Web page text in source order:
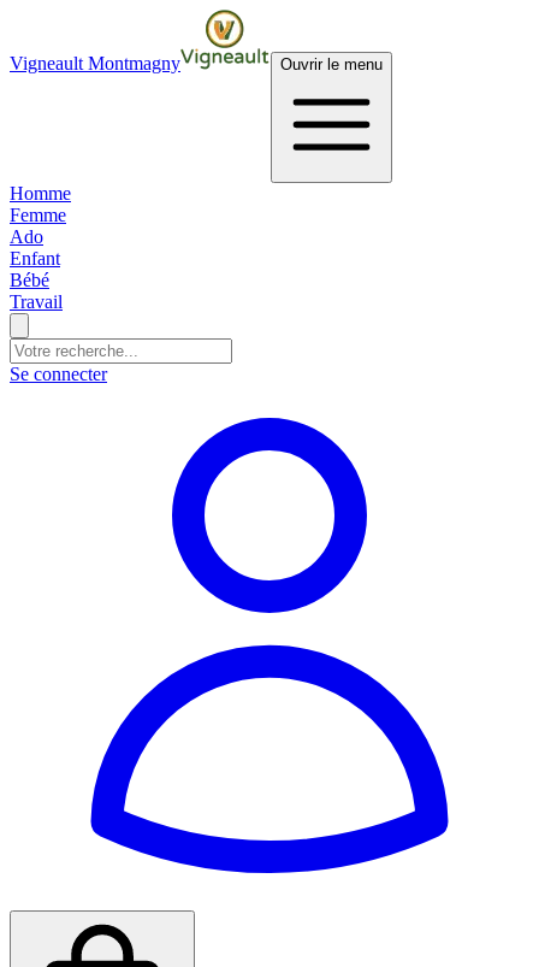
Vigneault Montmagny Ouvrir le menu
Homme
Femme
Ado
Enfant
Bébé
Travail
Se connecter